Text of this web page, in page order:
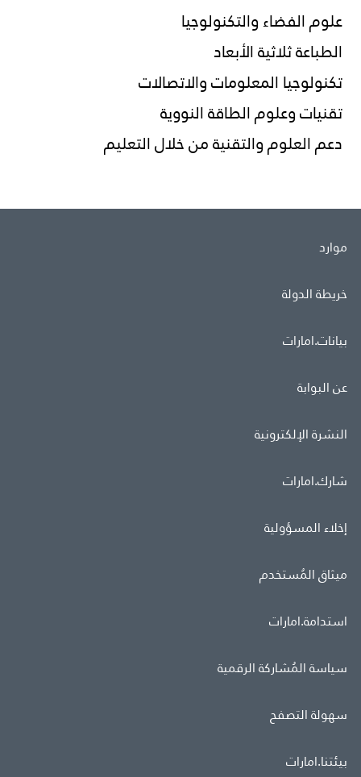
علوم الفضاء والتكنولوجيا
الطباعة ثلاثية الأبعاد
تكنولوجيا المعلومات والاتصالات
تقنيات وعلوم الطاقة النووية
دعم العلوم والتقنية من خلال التعليم
موارد
خريطة الدولة
بيانات.امارات
عن البوابة
النشرة الإلكترونية
شارك.امارات
إخلاء المسؤولية
ميثاق المُستخدم
استدامة.امارات
سياسة المُشاركة الرقمية
سهولة التصفح
بيئتنا.امارات